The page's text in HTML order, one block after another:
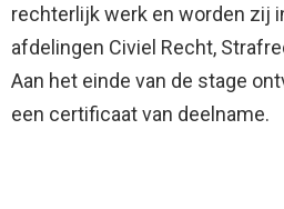
rechterlijk werk en worden zij
afdelingen Civiel Recht,
Aan het einde van de stage
een certificaat van deelname.